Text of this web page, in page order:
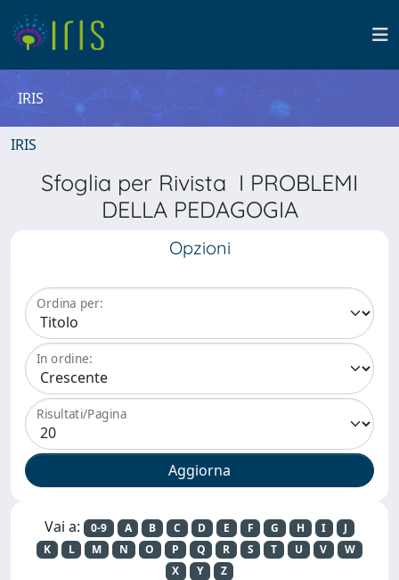
IRIS
IRIS
Sfoglia per Rivista I PROBLEMI
DELLA PEDAGOGIA
Opzioni
Ordina per:
In ordine:
Risultati/Pagina
Vai a: 0-9 A B C D E F G H I
J
K
L M N O P Q R S T U V
W
X
Y Z